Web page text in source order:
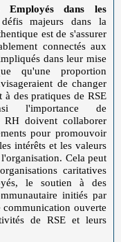
Employés dans les
majeurs dans la
est de s'assurer
connectés aux
dans leur mise
qu'une proportion
de changer
des pratiques de RSE
l'importance de
RH doivent collaborer
pour promouvoir
intérêts et les valeurs
Cela peut
caritatives
le soutien à des
initiés par
ouverte
de RSE et leurs